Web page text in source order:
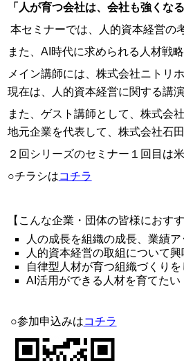
「人が育つ会社は、会社も強くなる
本セミナーでは、人的資本経営の
また、AI時代に求められる人材戦
メイン講師には、株式会社ニトリ
現在は、人的資本経営に関する講
また、ゲスト講師として、株式会
地元企業を代表して、株式会社石
２回シリーズのセミナー１回目は
○チラシはコチラ
【こんな企業・団体の皆様におすす
人の成長を組織の成長、業績
人的資本経営の取組について興
自律型人材が育つ組織づくりを
AI活用ができる人材を育てたい
○参加申込みはコチラ